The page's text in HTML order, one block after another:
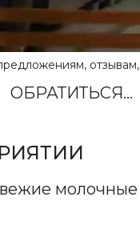
ОБРАТИТЬСЯ...